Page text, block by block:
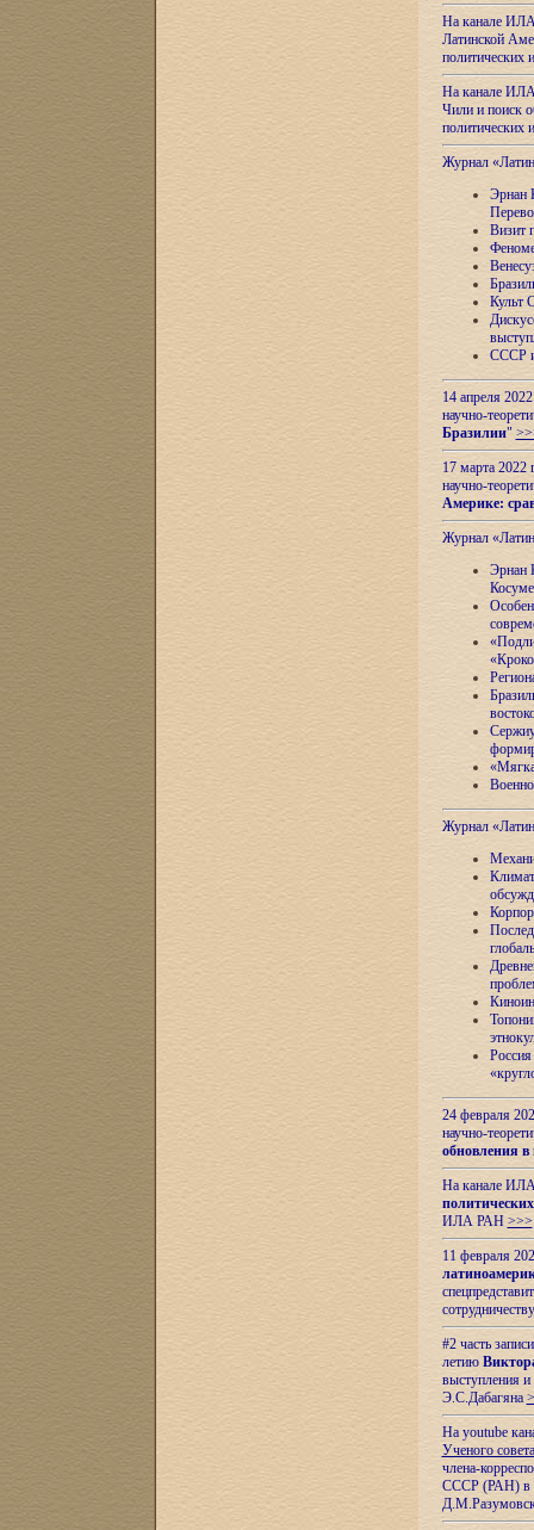
На канале
Латинской
На канале
Чили и поиск
Журнал
Эрнан
Визит
Культ
СССР и
14 апреля
научно-
Бразилии"
17 марта 2022
научно-
Америке:
Журнал
Эрнан
Журнал
24 февраля
научно-
обновления в
На канале
ИЛА РАН >>>
11 февраля
#2 часть
летию
выступления
Э.С.Дабагяна
На youtube
Ученого
члена-
СССР (РАН) в